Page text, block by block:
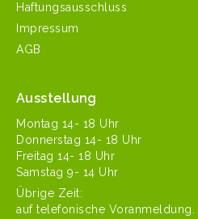
Haftungsausschluss
Impressum
AGB
Ausstellung
Mon­tag 14- 18 Uhr
Don­ner­stag 14- 18 Uhr
Fre­itag 14- 18 Uhr
Sam­stag 9- 14 Uhr
Übrige Zeit:
auf tele­fonis­che Voranmeldung.